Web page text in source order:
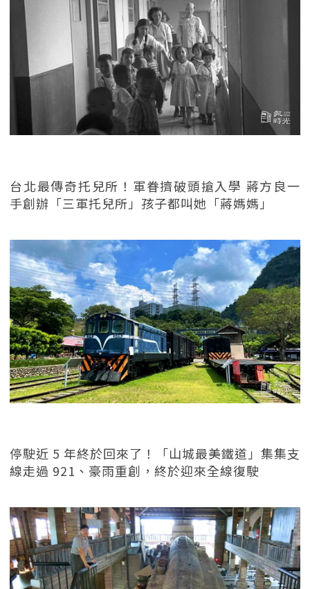
台北最傳奇托兒所！軍眷擠破頭搶入學 蔣方良一
手創辦「三軍托兒所」孩子都叫她「蔣媽媽」
停駛近 5 年終於回來了！「山城最美鐵道」集集支
線走過 921、豪雨重創，終於迎來全線復駛